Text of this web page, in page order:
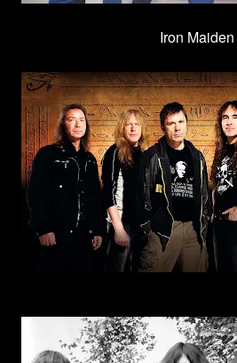
Iron Maiden